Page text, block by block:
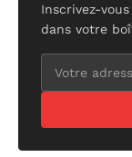
Inscrivez-
dans votre